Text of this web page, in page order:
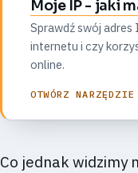
Moje IP - jaki
Sprawdź swój
internetu i czy
online.
OTWÓRZ
Co jednak widzimy